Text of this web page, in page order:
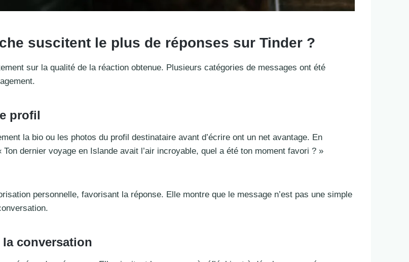
suscitent le plus de réponses sur Tinder ?
sur la qualité de la réaction obtenue. Plusieurs catégories de messages ont été
profil
la bio ou les photos du profil destinataire avant d’écrire ont un net avantage. En
dernier voyage en Islande avait l’air incroyable, quel a été ton moment favori ? »
personnelle, favorisant la réponse. Elle montre que le message n’est pas une simple
conversation